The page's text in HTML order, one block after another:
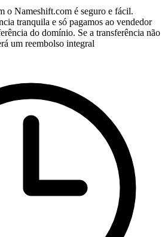
o Nameshift.com é seguro e fácil.
tranquila e só pagamos ao vendedor
do domínio. Se a transferência não
um reembolso integral